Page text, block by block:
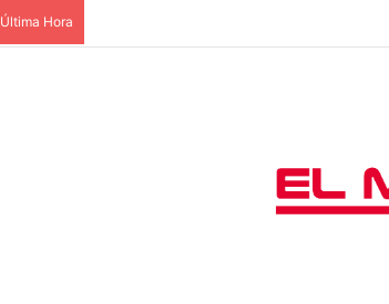
Última Hora